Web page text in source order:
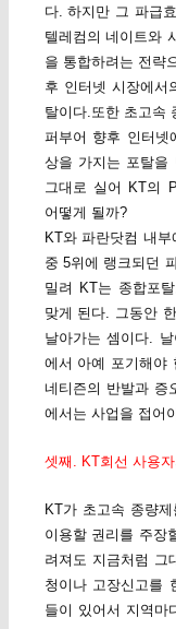
다. 하지만 그 파급
텔레컴의 네이트와
을 통합하려는 전략
후 인터넷 시장에서
탈이다.또한 초고속
퍼부어 향후 인터넷
상을 가지는 포탈을
그대로 실어 KT의
어떻게 될까?
KT와 파란닷컴 내
중 5위에 랭크되던
밀려 KT는 종합포
맞게 된다. 그동안
날아가는 셈이다.
에서 아예 포기해야
네티즌의 반발과 증
에서는 사업을 접어
셋째. KT회선 사용
KT가 초고속 종량
이용할 권리를 주장
려져도 지금처럼 그
청이나 고장신고를
들이 있어서 지역마